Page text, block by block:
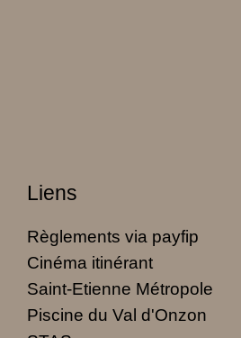
Liens
Règlements via payfip
Cinéma itinérant
Saint-Etienne Métropole
Piscine du Val d'Onzon